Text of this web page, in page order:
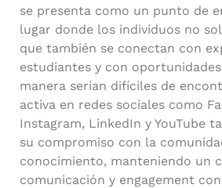
se presenta como un punto de
lugar donde los individuos no
que también se conectan con
estudiantes y con
manera serían difíciles de
activa en redes sociales como
Instagram, LinkedIn y YouTube
su compromiso con la
conocimiento, manteniendo un
comunicación y engagement